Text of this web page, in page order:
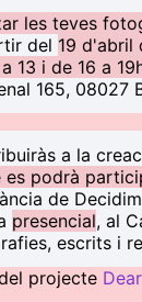
les teves
del 19 d'abril
13 i de 16 a
165, 08027
a la
es podrà
de
presencial, al
escrits i
projecte